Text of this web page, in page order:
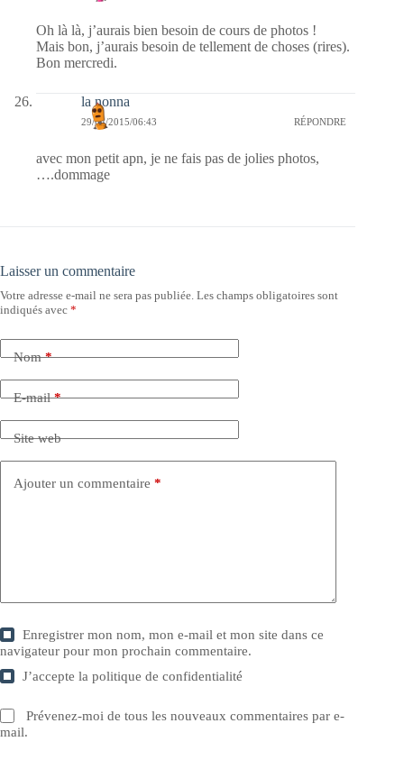
Oh là là, j’aurais bien besoin de cours de photos !
Mais bon, j’aurais besoin de tellement de choses (rires).
Bon mercredi.
la nonna
29/04/2015/06:43 RÉPONDRE
avec mon petit apn, je ne fais pas de jolies photos,
….dommage
Laisser un commentaire
Votre adresse e-mail ne sera pas publiée. Les champs obligatoires sont
indiqués avec *
Nom*
E-mail*
Site web
Ajouter un commentaire *
Enregistrer mon nom, mon e-mail et mon site dans ce
navigateur pour mon prochain commentaire.
J’accepte lapolitique de confidentialité
Prévenez-moi de tous les nouveaux commentaires par e-
mail.